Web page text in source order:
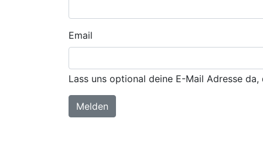
Email
Lass uns optional deine E-Mail Adresse
Melden